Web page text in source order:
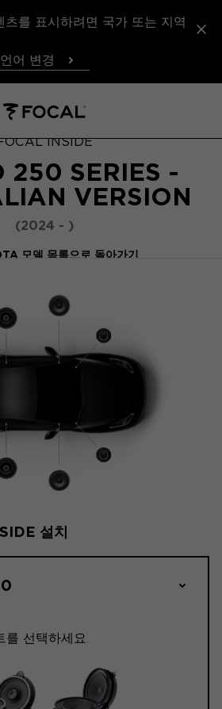
를 표시하려면 국가 또는 지역
언어 변경
INSIDE
250 SERIES -
VERSION
(2024 - )
모델 목록으로 돌아가기
설치
를 선택하세요.